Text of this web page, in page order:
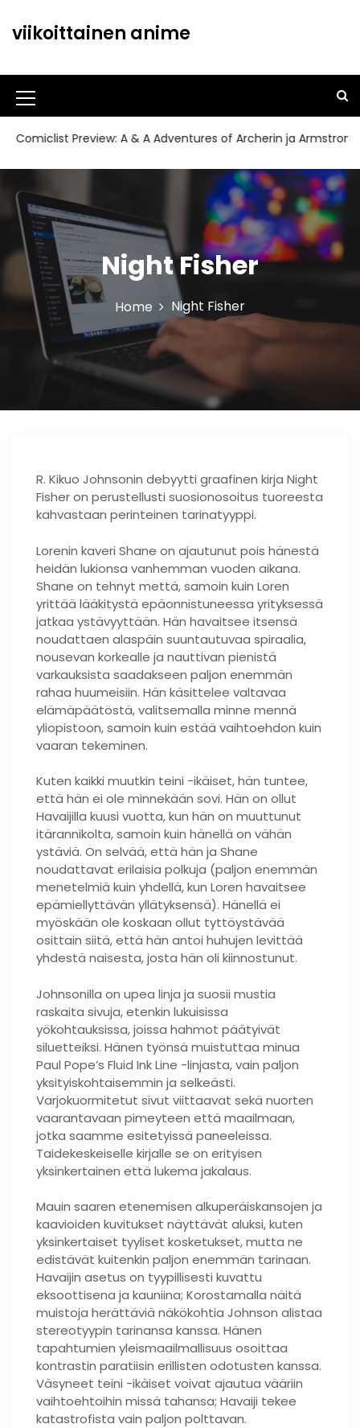
t
c
t
viikoittainen anime
M
e
n
u
I
c
o
n
Preview: A & A Adventures of Archerin ja Armstrong#11
Night Fisher
Home Night Fisher
R. Kikuo Johnsonin debyytti graafinen kirja Night
Fisher on perustellusti suosionosoitus tuoreesta
kahvastaan ​​perinteinen tarinatyyppi.
Lorenin kaveri Shane on ajautunut pois hänestä
heidän lukionsa vanhemman vuoden aikana.
Shane on tehnyt mettä, samoin kuin Loren
yrittää lääkitystä epäonnistuneessa yrityksessä
jatkaa ystävyyttään. Hän havaitsee itsensä
noudattaen alaspäin suuntautuvaa spiraalia,
nousevan korkealle ja nauttivan pienistä
varkauksista saadakseen paljon enemmän
rahaa huumeisiin. Hän käsittelee valtavaa
elämäpäätöstä, valitsemalla minne mennä
yliopistoon, samoin kuin estää vaihtoehdon kuin
vaaran tekeminen.
Kuten kaikki muutkin teini -ikäiset, hän tuntee,
että hän ei ole minnekään sovi. Hän on ollut
Havaijilla kuusi vuotta, kun hän on muuttunut
itärannikolta, samoin kuin hänellä on vähän
ystäviä. On selvää, että hän ja Shane
noudattavat erilaisia ​​polkuja (paljon enemmän
menetelmiä kuin yhdellä, kun Loren havaitsee
epämiellyttävän yllätyksensä). Hänellä ei
myöskään ole koskaan ollut tyttöystävää
osittain siitä, että hän antoi huhujen levittää
yhdestä naisesta, josta hän oli kiinnostunut.
Johnsonilla on upea linja ja suosii mustia
raskaita sivuja, etenkin lukuisissa
yökohtauksissa, joissa hahmot päätyivät
siluetteiksi. Hänen työnsä muistuttaa minua
Paul Pope’s Fluid Ink Line -linjasta, vain paljon
yksityiskohtaisemmin ja selkeästi.
Varjokuormitetut sivut viittaavat sekä nuorten
vaarantavaan pimeyteen että maailmaan,
jotka saamme esitetyissä paneeleissa.
Taidekeskeiselle kirjalle se on erityisen
yksinkertainen että lukema jakalaus.
Mauin saaren etenemisen alkuperäiskansojen ja
kaavioiden kuvitukset näyttävät aluksi, kuten
yksinkertaiset tyyliset kosketukset, mutta ne
edistävät kuitenkin paljon enemmän tarinaan.
Havaijin asetus on tyypillisesti kuvattu
eksoottisena ja kauniina; Korostamalla näitä
muistoja herättäviä näkökohtia Johnson alistaa
stereotyypin tarinansa kanssa. Hänen
tapahtumien yleismaailmallisuus osoittaa
kontrastin paratiisin erillisten odotusten kanssa.
Väsyneet teini -ikäiset voivat ajautua vääriin
vaihtoehtoihin missä tahansa; Havaiji tekee
katastrofista vain paljon polttavan.